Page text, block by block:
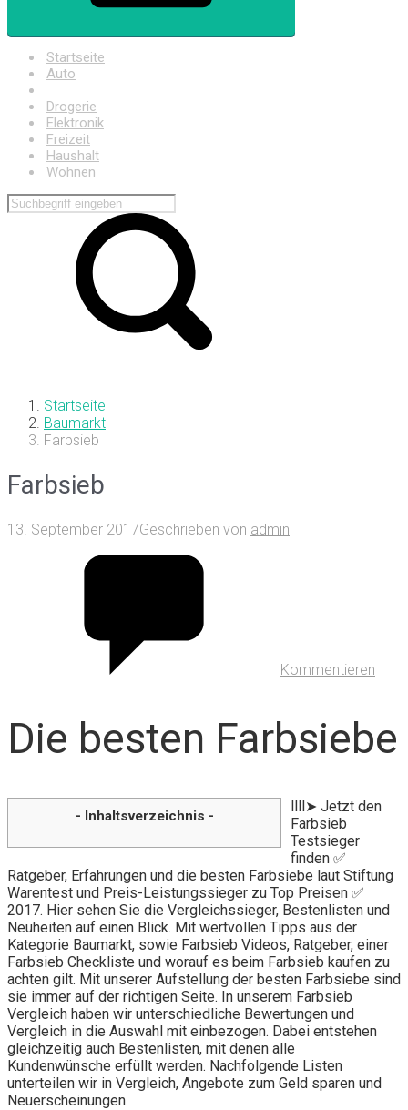
Startseite
Auto
Drogerie
Elektronik
Freizeit
Haushalt
Wohnen
Startseite
Baumarkt
Farbsieb
Farbsieb
13. September 2017Geschrieben von admin
Kommentieren
Die besten Farbsiebe
- Inhaltsverzeichnis -
llll➤ Jetzt den
Farbsieb
Testsieger
finden ✅
Ratgeber, Erfahrungen und die besten Farbsiebe laut Stiftung
Warentest und Preis-Leistungssieger zu Top Preisen ✅
2017. Hier sehen Sie die Vergleichssieger, Bestenlisten und
Neuheiten auf einen Blick. Mit wertvollen Tipps aus der
Kategorie Baumarkt, sowie Farbsieb Videos, Ratgeber, einer
Farbsieb Checkliste und worauf es beim Farbsieb kaufen zu
achten gilt. Mit unserer Aufstellung der besten Farbsiebe sind
sie immer auf der richtigen Seite. In unserem Farbsieb
Vergleich haben wir unterschiedliche Bewertungen und
Vergleich in die Auswahl mit einbezogen. Dabei entstehen
gleichzeitig auch Bestenlisten, mit denen alle
Kundenwünsche erfüllt werden. Nachfolgende Listen
unterteilen wir in Vergleich, Angebote zum Geld sparen und
Neuerscheinungen.